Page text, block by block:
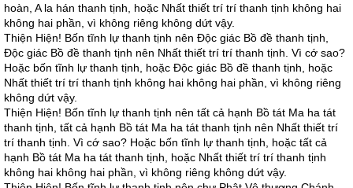
hoàn, A la hán thanh tịnh, hoặc Nhất thiết trí trí thanh tịnh không hai
không hai phần, vì không riêng không dứt vậy.
Thiện Hiện! Bốn tĩnh lự thanh tịnh nên Độc giác Bồ đề thanh tịnh,
Độc giác Bồ đề thanh tịnh nên Nhất thiết trí trí thanh tịnh. Vì cớ sao?
Hoặc bốn tĩnh lự thanh tịnh, hoặc Độc giác Bồ đề thanh tịnh, hoặc
Nhất thiết trí trí thanh tịnh không hai không hai phần, vì không riêng
không dứt vậy.
Thiện Hiện! Bốn tĩnh lự thanh tịnh nên tất cả hạnh Bồ tát Ma ha tát
thanh tịnh, tất cả hạnh Bồ tát Ma ha tát thanh tịnh nên Nhất thiết trí
trí thanh tịnh. Vì cớ sao? Hoặc bốn tĩnh lự thanh tịnh, hoặc tất cả
hạnh Bồ tát Ma ha tát thanh tịnh, hoặc Nhất thiết trí trí thanh tịnh
không hai không hai phần, vì không riêng không dứt vậy.